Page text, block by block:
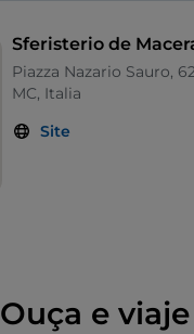
Sferisterio de
Piazza Nazario Sauro,
MC, Italia
Site
Ouça e viaje